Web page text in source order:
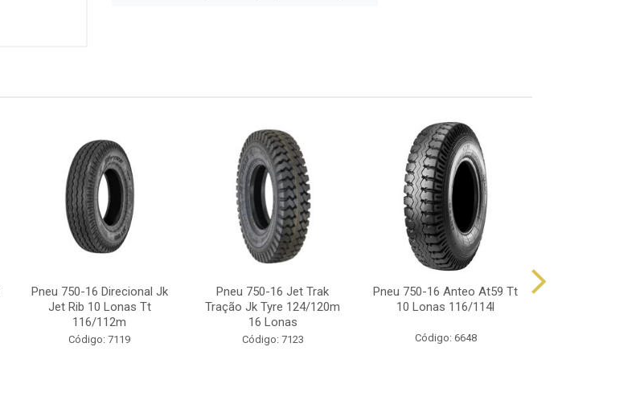
Pneu 750-16 Direcional Jk
Jet Rib 10 Lonas Tt
116/112m
Código: 7119
Pneu 750-16 Jet Trak
Tração Jk Tyre 124/120m
16 Lonas
Código: 7123
Pneu 750-16 Anteo At59 Tt
10 Lonas 116/114l
Código: 6648